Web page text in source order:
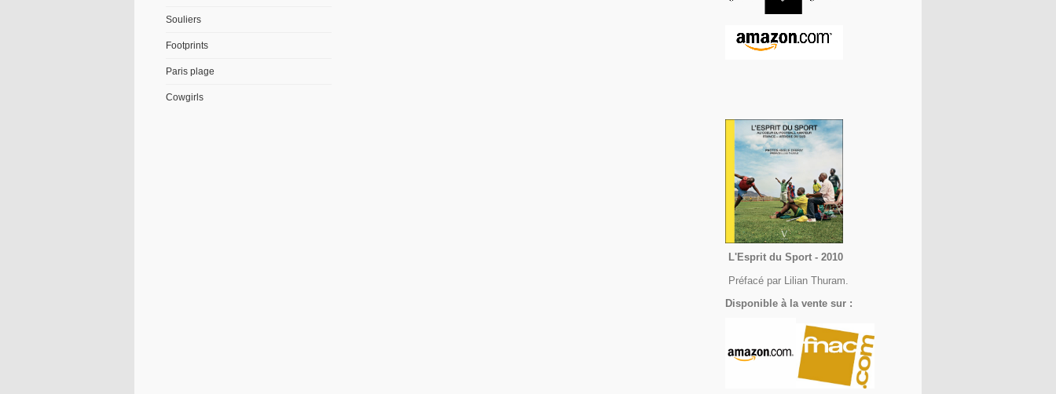
Souliers
Footprints
Paris plage
Cowgirls
L'Esprit du Sport - 2010
Préfacé par Lilian Thuram.
Disponible à la vente sur :